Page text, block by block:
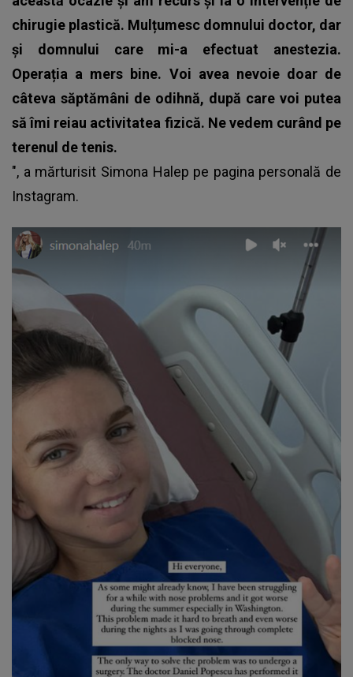
chirugie plastică. Mulțumesc domnului doctor, dar
și domnului care mi-a efectuat anestezia.
Operația a mers bine. Voi avea nevoie doar de
câteva săptămâni de odihnă, după care voi putea
să îmi reiau activitatea fizică. Ne vedem curând pe
terenul de tenis.
", a mărturisit Simona Halep pe pagina personală de
Instagram.